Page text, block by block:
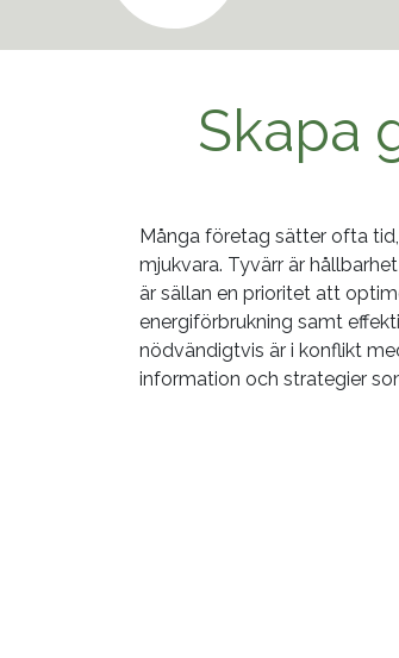
Skapa
Många företag sätter ofta
mjukvara. Tyvärr är
är sällan en prioritet att
energiförbrukning samt
nödvändigtvis är i konflikt
information och strategier